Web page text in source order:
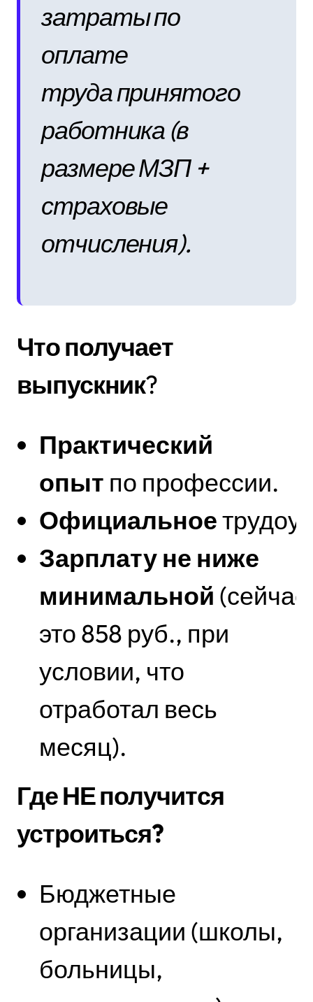
затраты по
оплате
труда принятого
работника (в
размере МЗП +
страховые
отчисления).
Что получает
выпускник?
Практический
опыт по профессии.
Официальное
Зарплату не ниже
минимальной (сейчас
это 858 руб., при
условии, что
отработал весь
месяц).
Где НЕ получится
устроиться?
Бюджетные
организации (школы,
больницы,